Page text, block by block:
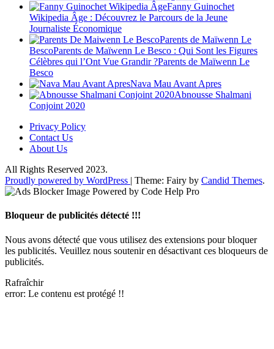
Fanny Guinochet
Wikipedia Âge : Découvrez le Parcours de la Jeune
Journaliste Économique
Parents de Maïwenn Le
BescoParents de Maïwenn Le Besco : Qui Sont les Figures
Célèbres qui l’Ont Vue Grandir ?Parents de Maïwenn Le
Besco
Nava Mau Avant Apres
Abnousse Shalmani
Conjoint 2020
Privacy Policy
Contact Us
About Us
All Rights Reserved 2023.
Proudly powered by WordPress | Theme: Fairy by Candid Themes.
Bloqueur de publicités détecté !!!
Nous avons détecté que vous utilisez des extensions pour bloquer
les publicités. Veuillez nous soutenir en désactivant ces bloqueurs de
publicités.
Rafraîchir
error: Le contenu est protégé !!